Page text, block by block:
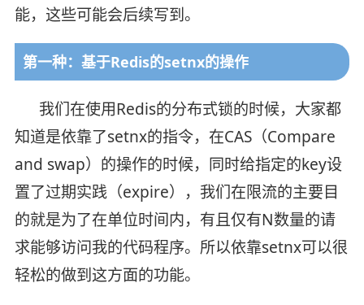
能，这些可能会后续写到。
第一种：基于Redis的setnx的操作
我们在使用Redis的分布式锁的时候，大家都
知道是依靠了setnx的指令，在CAS（Compare
and swap）的操作的时候，同时给指定的key设
置了过期实践（expire），我们在限流的主要目
的就是为了在单位时间内，有且仅有N数量的请
求能够访问我的代码程序。所以依靠setnx可以很
轻松的做到这方面的功能。